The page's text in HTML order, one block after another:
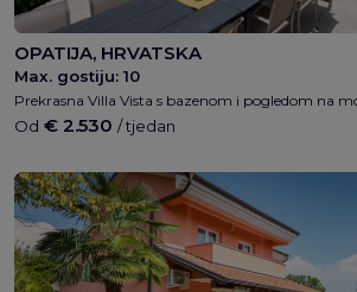
OPATIJA, HRVATSKA
Max. gostiju: 10
Od € 2.530 / tjedan